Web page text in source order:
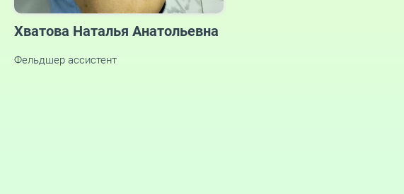
Хватова Наталья Анатольевна
Фельдшер ассистент